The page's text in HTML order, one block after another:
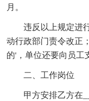
月。
违反以上规定进
动行政部门责令改正
的'，单位还要向员工
二、工作岗位
甲方安排乙方在